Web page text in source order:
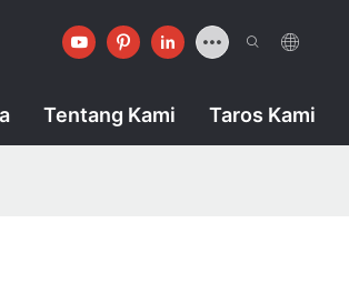
Tentang Kami Taros Kami